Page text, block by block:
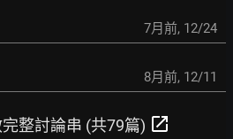
7月前, 12/24
8月前, 12/11
整討論串 (共79篇) open_in_new